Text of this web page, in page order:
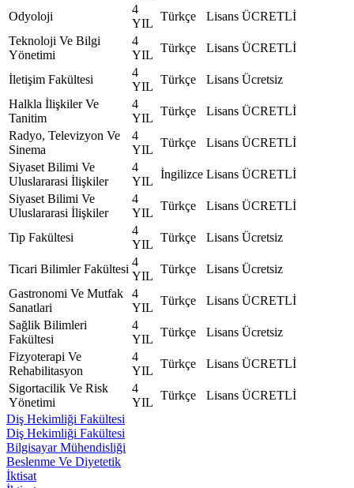
Odyoloji
4
YIL
Türkçe Lisans ÜCRETLİ
Teknoloji Ve Bilgi
Yönetimi
4
YIL
Türkçe Lisans ÜCRETLİ
İletişim Fakültesi
4
YIL
Türkçe Lisans Ücretsiz
Halkla İlişkiler Ve
Tanitim
4
YIL
Türkçe Lisans ÜCRETLİ
Radyo, Televizyon Ve
Sinema
4
YIL
Türkçe Lisans ÜCRETLİ
Siyaset Bilimi Ve
Uluslararasi İlişkiler
4
YIL
İngilizce Lisans ÜCRETLİ
Siyaset Bilimi Ve
Uluslararasi İlişkiler
4
YIL
Türkçe Lisans ÜCRETLİ
Tip Fakültesi
4
YIL
Türkçe Lisans Ücretsiz
Ticari Bilimler Fakültesi
4
YIL
Türkçe Lisans Ücretsiz
Gastronomi Ve Mutfak
Sanatlari
4
YIL
Türkçe Lisans ÜCRETLİ
Sağlik Bilimleri
Fakültesi
4
YIL
Türkçe Lisans Ücretsiz
Fizyoterapi Ve
Rehabilitasyon
4
YIL
Türkçe Lisans ÜCRETLİ
Sigortacilik Ve Risk
Yönetimi
4
YIL
Türkçe Lisans ÜCRETLİ
Diş Hekimliği Fakültesi
Diş Hekimliği Fakültesi
Bilgisayar Mühendisliği
Beslenme Ve Diyetetik
İktisat